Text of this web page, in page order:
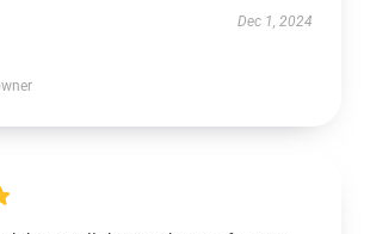
Dec 1, 2024